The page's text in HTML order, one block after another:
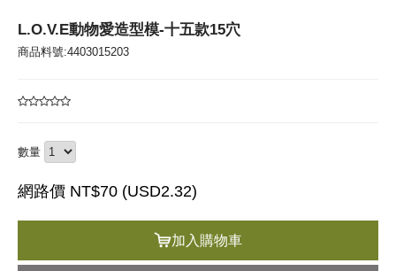
L.O.V.E動物愛造型模-十五款15穴
商品料號:4403015203
數量
網路價 NT$70 (USD2.32)
加入購物車